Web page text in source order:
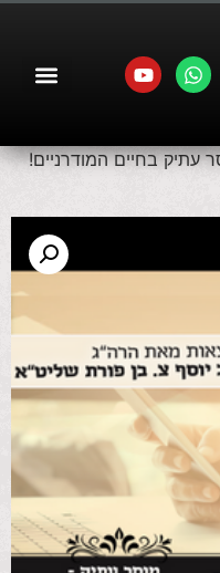
עתיק בחיים המודרניים!